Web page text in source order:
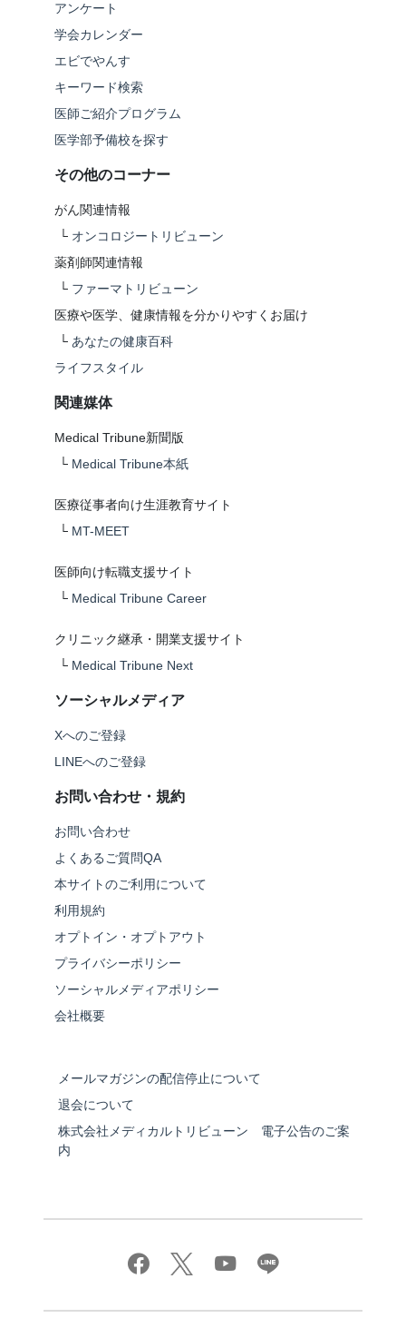
アンケート
学会カレンダー
エビでやんす
キーワード検索
医師ご紹介プログラム
医学部予備校を探す
その他のコーナー
がん関連情報
└ オンコロジートリビューン
薬剤師関連情報
└ ファーマトリビューン
医療や医学、健康情報を分かりやすくお届け
└ あなたの健康百科
ライフスタイル
関連媒体
Medical Tribune新聞版
└ Medical Tribune本紙
医療従事者向け生涯教育サイト
└ MT-MEET
医師向け転職支援サイト
└ Medical Tribune Career
クリニック継承・開業支援サイト
└ Medical Tribune Next
ソーシャルメディア
Xへのご登録
LINEへのご登録
お問い合わせ・規約
お問い合わせ
よくあるご質問QA
本サイトのご利用について
利用規約
オプトイン・オプトアウト
プライバシーポリシー
ソーシャルメディアポリシー
会社概要
メールマガジンの配信停止について
退会について
株式会社メディカルトリビューン 電子公告のご案
内